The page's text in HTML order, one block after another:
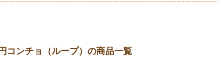
コンチョ（ループ）の商品一覧